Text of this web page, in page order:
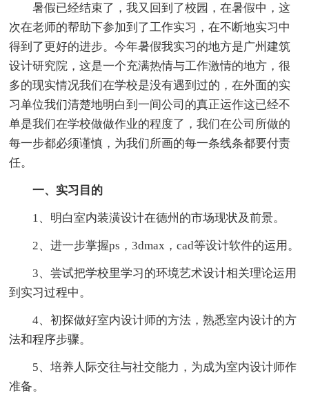
暑假已经结束了，我又回到了校园，在暑假中，这
次在老师的帮助下参加到了工作实习，在不断地实习中
得到了更好的进步。今年暑假我实习的地方是广州建筑
设计研究院，这是一个充满热情与工作激情的地方，很
多的现实情况我们在学校是没有遇到过的，在外面的实
习单位我们清楚地明白到一间公司的真正运作这已经不
单是我们在学校做做作业的程度了，我们在公司所做的
每一步都必须谨慎，为我们所画的每一条线条都要付责
任。
一、实习目的
1、明白室内装潢设计在德州的市场现状及前景。
2、进一步掌握ps，3dmax，cad等设计软件的运用。
3、尝试把学校里学习的环境艺术设计相关理论运用
到实习过程中。
4、初探做好室内设计师的方法，熟悉室内设计的方
法和程序步骤。
5、培养人际交往与社交能力，为成为室内设计师作
准备。